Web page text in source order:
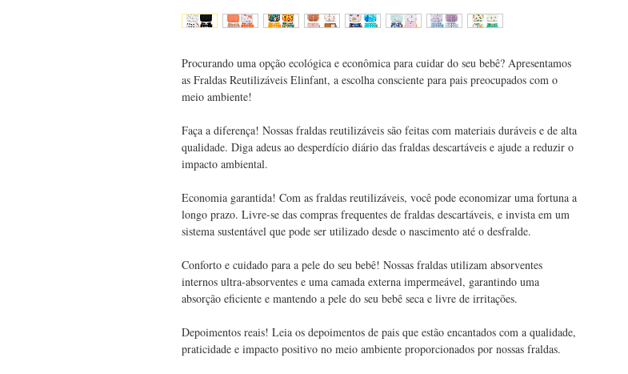
Procurando uma opção ecológica e econômica para cuidar do seu bebê? Apresentamos
as Fraldas Reutilizáveis Elinfant, a escolha consciente para pais preocupados com o
meio ambiente!
Faça a diferença! Nossas fraldas reutilizáveis são feitas com materiais duráveis e de alta
qualidade. Diga adeus ao desperdício diário das fraldas descartáveis e ajude a reduzir o
impacto ambiental.
Economia garantida! Com as fraldas reutilizáveis, você pode economizar uma fortuna a
longo prazo. Livre-se das compras frequentes de fraldas descartáveis, e invista em um
sistema sustentável que pode ser utilizado desde o nascimento até o desfralde.
Conforto e cuidado para a pele do seu bebê! Nossas fraldas utilizam absorventes
internos ultra-absorventes e uma camada externa impermeável, garantindo uma
absorção eficiente e mantendo a pele do seu bebê seca e livre de irritações.
Depoimentos reais! Leia os depoimentos de pais que estão encantados com a qualidade,
praticidade e impacto positivo no meio ambiente proporcionados por nossas fraldas.